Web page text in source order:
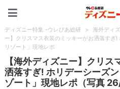
ディズニー特集 -ウレぴあ総研 > 海外ディ
ー】クリスマス衣装のミッキーがお洒落すぎ!
リゾート」現地レポ
【海外ディズニー】クリ
洒落すぎ! ホリデーシーズ
ゾート」現地レポ（写真